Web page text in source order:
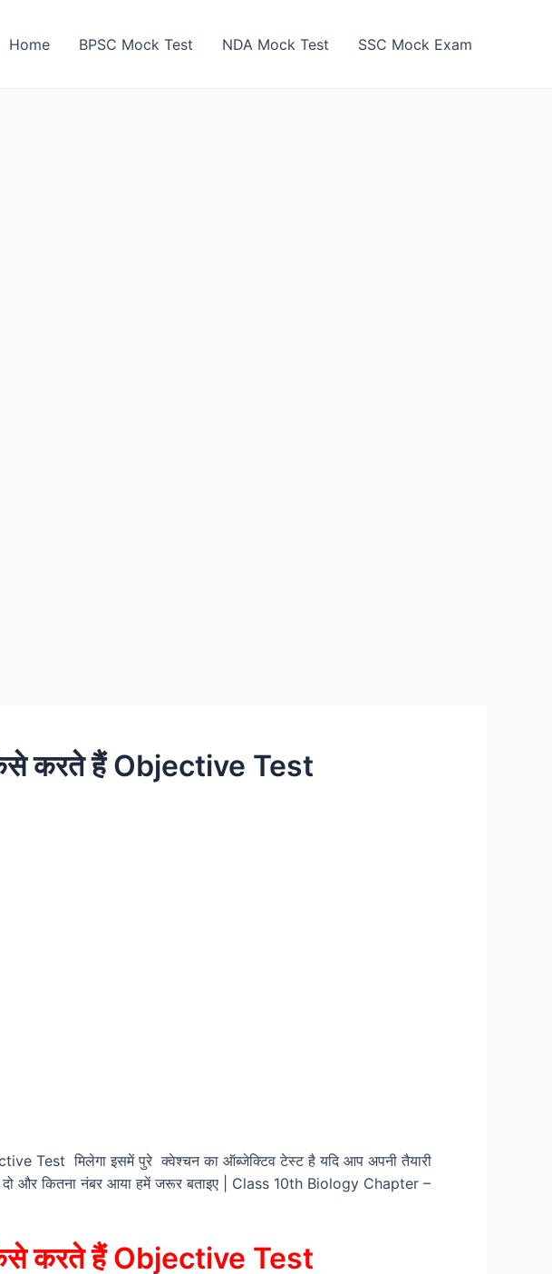
Home BPSC Mock Test NDA Mock Test SSC Mock Exam
करते हैं Objective Test
Test मिलेगा इसमें पुरे क्वेश्चन का ऑब्जेक्टिव टेस्ट है यदि आप अपनी तैयारी
और कितना नंबर आया हमें जरूर बताइए | Class 10th Biology Chapter –
करते हैं Objective Test